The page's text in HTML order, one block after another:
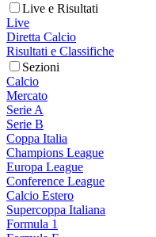
Live e Risultati
Live
Diretta Calcio
Risultati e Classifiche
Sezioni
Calcio
Mercato
Serie A
Serie B
Coppa Italia
Champions League
Europa League
Conference League
Calcio Estero
Supercoppa Italiana
Formula 1